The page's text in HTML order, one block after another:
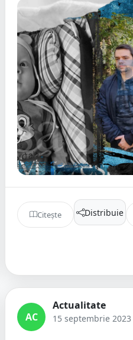
Citește Distribuie
AC
Actualitate
15 septembrie 2023